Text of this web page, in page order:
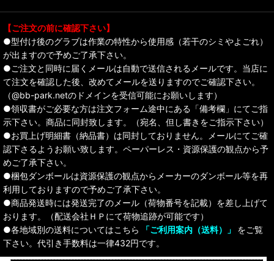
【ご注文の前に確認下さい】
●型付け後のグラブは作業の特性から使用感（若干のシミやよごれ）
が出ますので予めご了承下さい。
●ご注文と同時に届くメールは自動で送信されるメールです。当店に
て注文を確認した後、改めてメールを送りますのでご確認下さい。
（@bb-park.netのドメインを受信可能にお願いします）
●領収書がご必要な方は注文フォーム途中にある「備考欄」にてご指
示下さい。商品に同封致します。（宛名、但し書きをご指示下さい）
●お買上げ明細書（納品書）は同封しておりません。メールにてご確
認下さるようお願い致します。ペーパーレス・資源保護の観点から予
めご了承下さい。
●梱包ダンボールは資源保護の観点からメーカーのダンボール等を再
利用しておりますので予めご了承下さい。
●商品発送時には発送完了のメール（荷物番号を記載）を差し上げて
おります。（配送会社ＨＰにて荷物追跡が可能です）
●各地域別の送料についてはこちら
「ご利用案内（送料）」 をご覧
下さい。代引き手数料は一律432円です。